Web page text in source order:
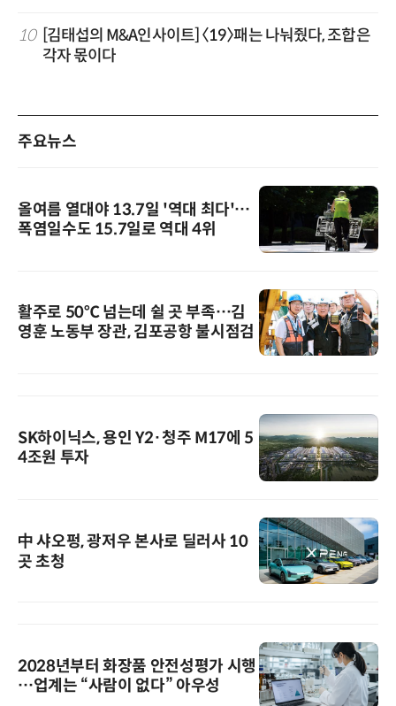
10
[김태섭의 M&A인사이트] 〈19〉패는 나눠줬다, 조합은
각자 몫이다
주요뉴스
올여름 열대야 13.7일 '역대 최다'…
폭염일수도 15.7일로 역대 4위
활주로 50℃ 넘는데 쉴 곳 부족…김
영훈 노동부 장관, 김포공항 불시점검
SK하이닉스, 용인 Y2·청주 M17에 5
4조원 투자
中 샤오펑, 광저우 본사로 딜러사 10
곳 초청
2028년부터 화장품 안전성평가 시행
…업계는 “사람이 없다” 아우성